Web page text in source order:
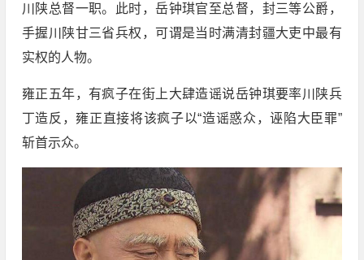
川陕总督一职。此时，岳钟琪官至总督，封三等公爵，
手握川陕甘三省兵权，可谓是当时满清封疆大吏中最有
实权的人物。
雍正五年，有疯子在街上大肆造谣说岳钟琪要率川陕兵
丁造反，雍正直接将该疯子以“造谣惑众，诬陷大臣罪”
斩首示众。